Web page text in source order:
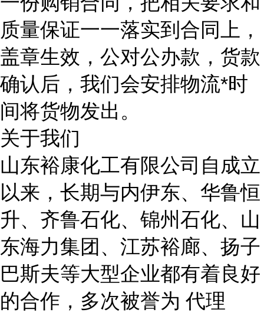
质量保证一一落实到合同上，
盖章生效，公对公办款，货款
确认后，我们会安排物流*时
间将货物发出。
关于我们
山东裕康化工有限公司自成立
以来，长期与内伊东、华鲁恒
升、齐鲁石化、锦州石化、山
东海力集团、江苏裕廊、扬子
巴斯夫等大型企业都有着良好
的合作，多次被誉为 代理